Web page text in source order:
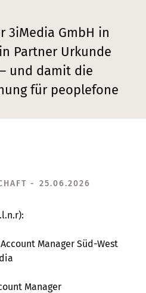
3iMedia GmbH in
Partner Urkunde
und damit die
für peoplefone
- 25.06.2026
Manager Süd-West
Manager